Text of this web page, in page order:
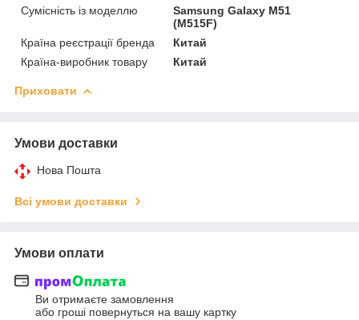
Сумісність із моделлю
Samsung Galaxy M51
(M515F)
Країна реєстрації бренда
Китай
Країна-виробник товару
Китай
Приховати
Умови доставки
Нова Пошта
Всі умови доставки
Умови оплати
Ви отримаєте замовлення
або гроші повернуться на вашу картку